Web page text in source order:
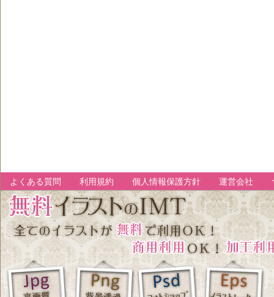
よくある質問 利用規約 個人情報保護方針 運営会社